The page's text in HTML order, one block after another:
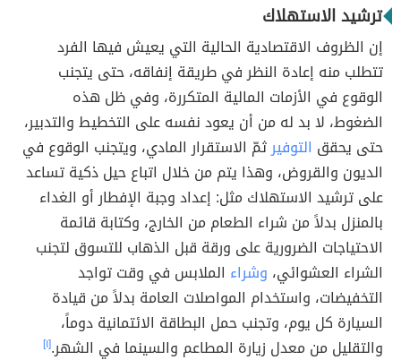
ترشيد الاستهلاك
إن الظروف الاقتصادية الحالية التي يعيش فيها الفرد
تتطلب منه إعادة النظر في طريقة إنفاقه، حتى يتجنب
الوقوع في الأزمات المالية المتكررة، وفي ظل هذه
الضغوط، لا بد له من أن يعود نفسه على التخطيط والتدبير،
حتى يحقق التوفيرثمّ الاستقرار المادي، ويتجنب الوقوع في
الديون والقروض، وهذا يتم من خلال اتباع حيل ذكية تساعد
على ترشيد الاستهلاك مثل: إعداد وجبة الإفطار أو الغداء
بالمنزل بدلاً من شراء الطعام من الخارج، وكتابة قائمة
الاحتياجات الضرورية على ورقة قبل الذهاب للتسوق لتجنب
الشراء العشوائي، وشراء الملابس في وقت تواجد
التخفيضات، واستخدام المواصلات العامة بدلاً من قيادة
السيارة كل يوم، وتجنب حمل البطاقة الائتمانية دوماً،
والتقليل من معدل زيارة المطاعم والسينما في الشهر.[١]